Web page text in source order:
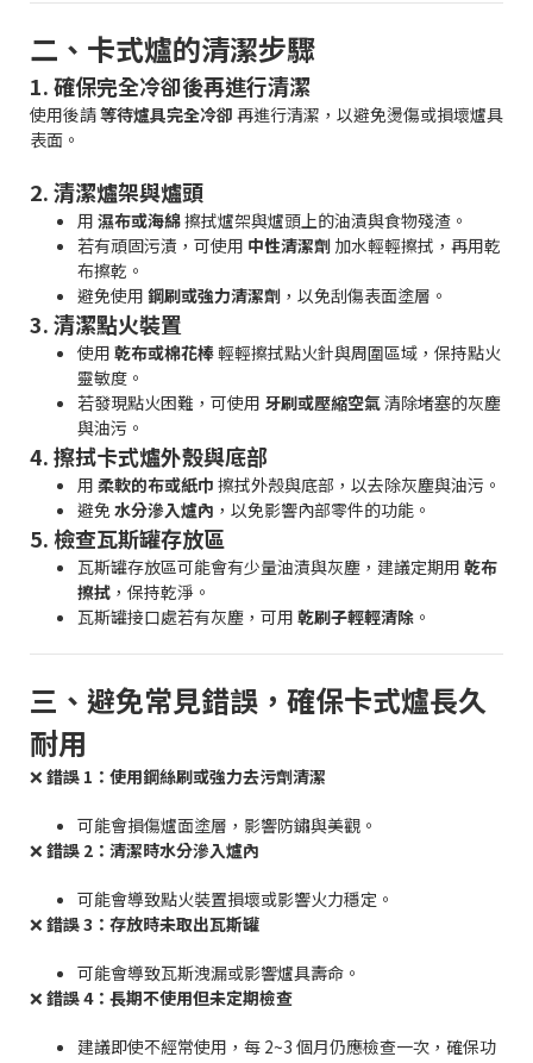
二、卡式爐的清潔步驟
1. 確保完全冷卻後再進行清潔
使用後請等待爐具完全冷卻 再進行清潔，以避免燙傷或損壞爐具
表面。
2. 清潔爐架與爐頭
用 濕布或海綿擦拭爐架與爐頭上的油漬與食物殘渣。
若有頑固污漬，可使用 中性清潔劑 加水輕輕擦拭，再用乾
布擦乾。
避免使用 鋼刷或強力清潔劑 ，以免刮傷表面塗層。
3. 清潔點火裝置
使用 乾布或棉花棒輕輕擦拭點火針與周圍區域，保持點火
靈敏度。
若發現點火困難，可使用 牙刷或壓縮空氣清除堵塞的灰塵
與油污。
4. 擦拭卡式爐外殼與底部
用 柔軟的布或紙巾 擦拭外殼與底部，以去除灰塵與油污。
避免水分滲入爐內 ，以免影響內部零件的功能。
5. 檢查瓦斯罐存放區
瓦斯罐存放區可能會有少量油漬與灰塵，建議定期用 乾布
擦拭 ，保持乾淨。
瓦斯罐接口處若有灰塵，可用 乾刷子輕輕清除 。
三、避免常見錯誤，確保卡式爐長久
耐用
❌ 錯誤 1：使用鋼絲刷或強力去污劑清潔
可能會損傷爐面塗層，影響防鏽與美觀。
❌ 錯誤 2：清潔時水分滲入爐內
可能會導致點火裝置損壞或影響火力穩定。
❌ 錯誤 3：存放時未取出瓦斯罐
可能會導致瓦斯洩漏或影響爐具壽命。
❌ 錯誤 4：長期不使用但未定期檢查
建議即使不經常使用，每 2~3 個月仍應檢查一次，確保功